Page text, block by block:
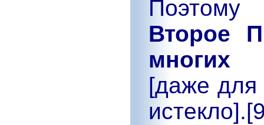
Второе
многих
[даже для